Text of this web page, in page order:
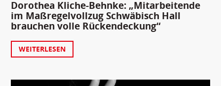
Dorothea Kliche-Behnke: „Mitarbeitende
im Maßregelvollzug Schwäbisch Hall
brauchen volle Rückendeckung“
WEITERLESEN